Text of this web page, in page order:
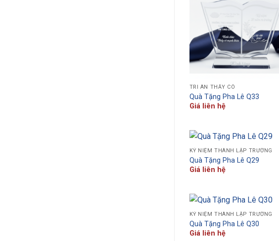
TRI ÂN THẦY CÔ
Quà Tặng Pha Lê Q33
Giá liên hệ
KỶ NIỆM THÀNH LẬP TRƯỜNG
Quà Tặng Pha Lê Q29
Giá liên hệ
KỶ NIỆM THÀNH LẬP TRƯỜNG
Quà Tặng Pha Lê Q30
Giá liên hệ